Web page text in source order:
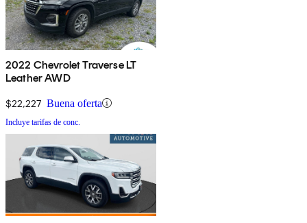
2022 Chevrolet Traverse LT
Leather AWD
$22,227 Buena oferta
Incluye tarifas de conc.